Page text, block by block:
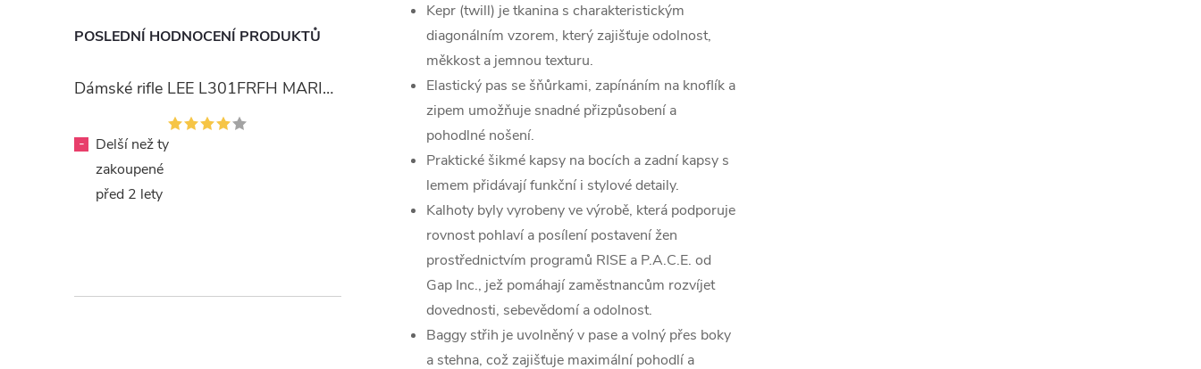
POSLEDNÍ HODNOCENÍ PRODUKTŮ
Dámské rifle LEE L301FRFH MARION STRAIGHT RINSE
-
Delší než ty
zakoupené
před 2 lety
Kepr (twill) je tkanina s charakteristickým
diagonálním vzorem, který zajišťuje odolnost,
měkkost a jemnou texturu.
Elastický pas se šňůrkami, zapínáním na knoflík a
zipem umožňuje snadné přizpůsobení a
pohodlné nošení.
Praktické šikmé kapsy na bocích a zadní kapsy s
lemem přidávají funkční i stylové detaily.
Kalhoty byly vyrobeny ve výrobě, která podporuje
rovnost pohlaví a posílení postavení žen
prostřednictvím programů RISE a P.A.C.E. od
Gap Inc., jež pomáhají zaměstnancům rozvíjet
dovednosti, sebevědomí a odolnost.
Baggy střih je uvolněný v pase a volný přes boky
a stehna, což zajišťuje maximální pohodlí a